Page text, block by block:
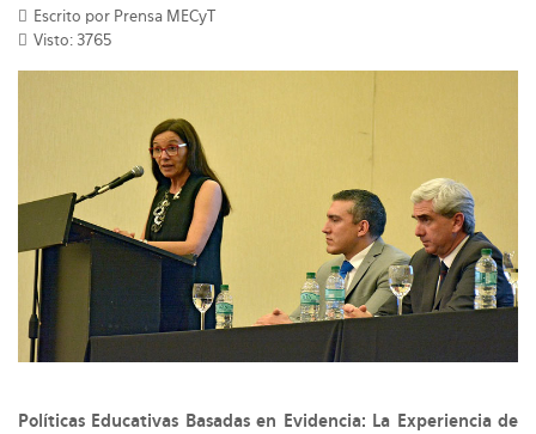
Escrito por Prensa MECyT
Visto: 3765
Políticas Educativas Basadas en Evidencia: La Experiencia de